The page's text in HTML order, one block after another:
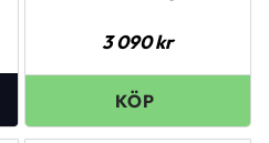
3 090kr